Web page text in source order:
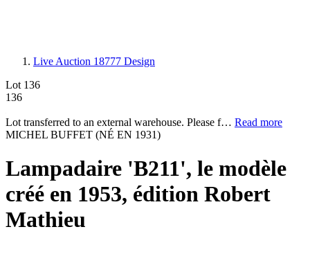
Live Auction 18777 Design
Lot 136
136
Lot transferred to an external warehouse. Please f… Read more
MICHEL BUFFET (NÉ EN 1931)
Lampadaire 'B211', le modèle
créé en 1953, édition Robert
Mathieu